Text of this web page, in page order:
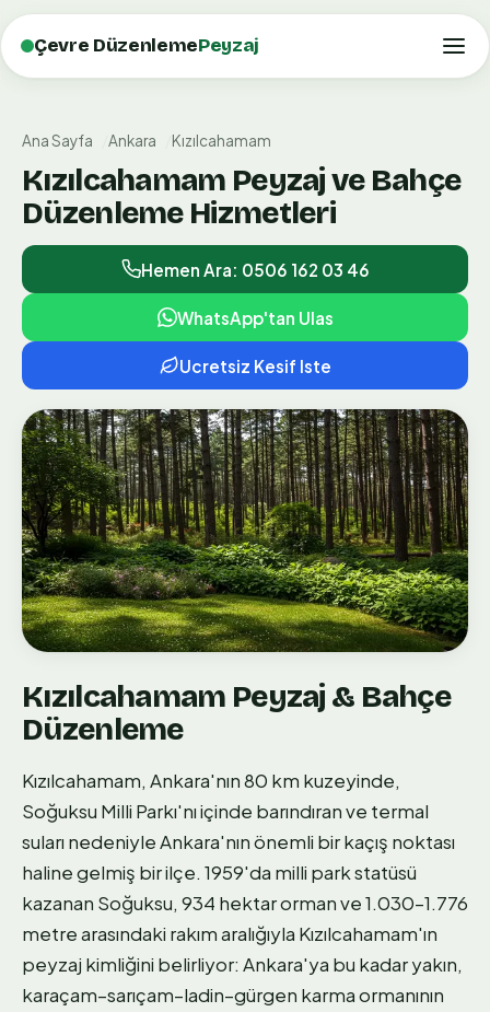
Çevre DüzenlemePeyzaj
Ana Sayfa Ankara Kızılcahamam
Kızılcahamam Peyzaj ve Bahçe
Düzenleme Hizmetleri
Hemen Ara: 0506 162 03 46
WhatsApp'tan Ulas
Ucretsiz Kesif Iste
Kızılcahamam Peyzaj & Bahçe
Düzenleme
Kızılcahamam, Ankara'nın 80 km kuzeyinde,
Soğuksu Milli Parkı'nı içinde barındıran ve termal
suları nedeniyle Ankara'nın önemli bir kaçış noktası
haline gelmiş bir ilçe. 1959'da milli park statüsü
kazanan Soğuksu, 934 hektar orman ve 1.030–1.776
metre arasındaki rakım aralığıyla Kızılcahamam'ın
peyzaj kimliğini belirliyor: Ankara'ya bu kadar yakın,
karaçam–sarıçam–ladin–gürgen karma ormanının